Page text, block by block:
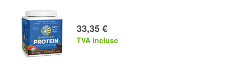
33,35 €
TVA incluse